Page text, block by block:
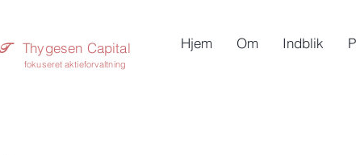
T​ Thygesen Capital
fokuseret aktieforvaltning
Hjem Om Indblik